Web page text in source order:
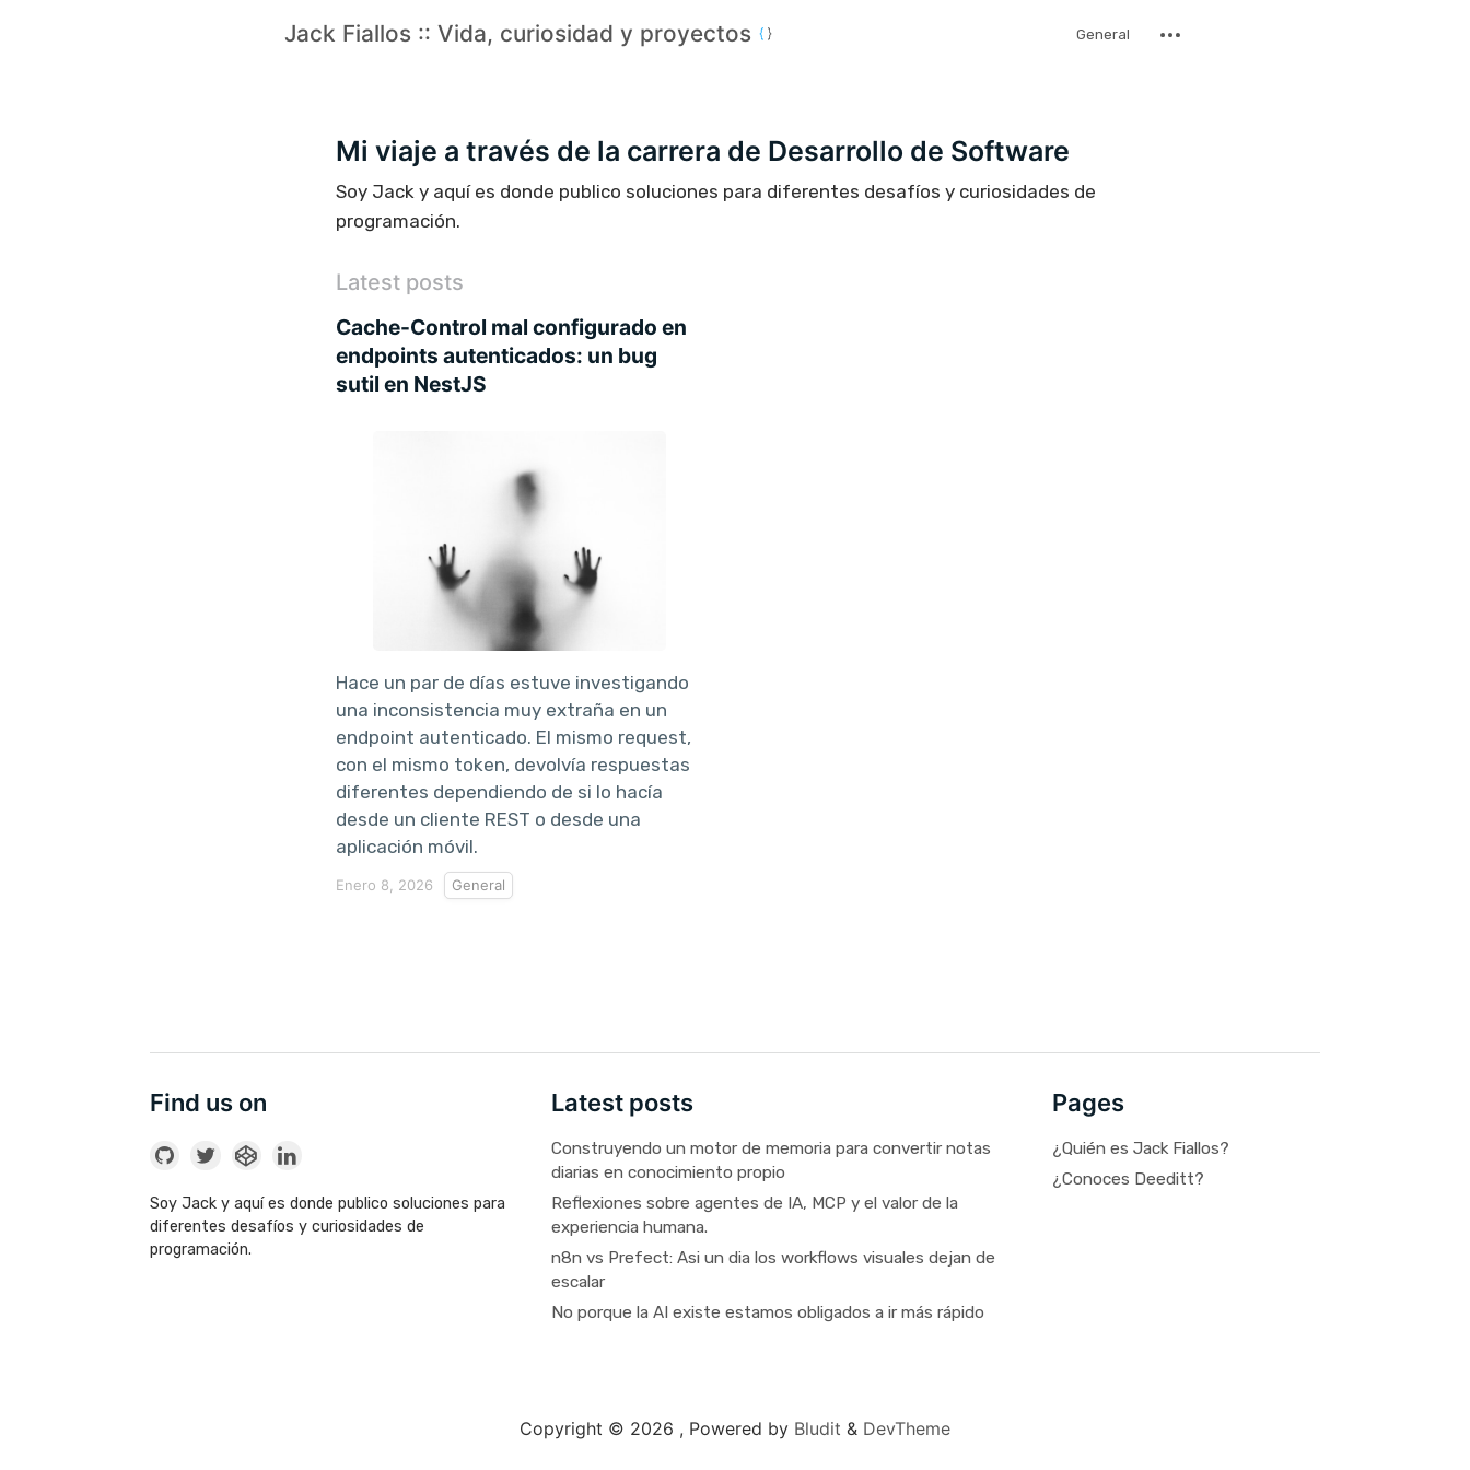
Jack Fiallos :: Vida, curiosidad y proyectos General
Mi viaje a través de la carrera de Desarrollo de Software
Soy Jack y aquí es donde publico soluciones para diferentes desafíos y curiosidades de
programación.
Latest posts
Cache-Control mal configurado en
endpoints autenticados: un bug
sutil en NestJS
Hace un par de días estuve investigando
una inconsistencia muy extraña en un
endpoint autenticado. El mismo request,
con el mismo token, devolvía respuestas
diferentes dependiendo de si lo hacía
desde un cliente REST o desde una
aplicación móvil.
Enero 8, 2026 General
Find us on
Soy Jack y aquí es donde publico soluciones para
diferentes desafíos y curiosidades de
programación.
Latest posts
Construyendo un motor de memoria para convertir notas
diarias en conocimiento propio
Reflexiones sobre agentes de IA, MCP y el valor de la
experiencia humana.
n8n vs Prefect: Asi un dia los workflows visuales dejan de
escalar
No porque la AI existe estamos obligados a ir más rápido
Pages
¿Quién es Jack Fiallos?
¿Conoces Deeditt?
Copyright © 2026 , Powered by Bludit & DevTheme